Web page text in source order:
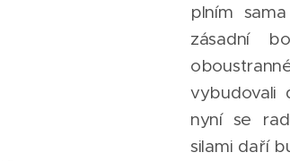
plním
zásadní
vybudovali
nyní se
silami daří